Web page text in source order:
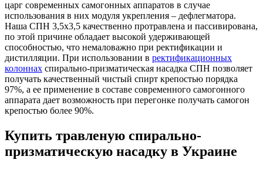
царг современных самогонных аппаратов в случае
использования в них модуля укрепления – дефлегматора.
Наша СПН 3,5х3,5 качественно протравлена и пассивирована,
по этой причине обладает высокой удерживающей
способностью, что немаловажно при ректификации и
дистилляции. При использовании в ректификационных
колоннах спирально-призматическая насадка СПН позволяет
получать качественный чистый спирт крепостью порядка
97%, а ее применение в составе современного самогонного
аппарата дает возможность при перегонке получать самогон
крепостью более 90%.
Купить травленую спирально-
призматическую насадку в Украине